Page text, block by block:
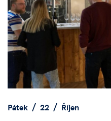
Pátek 22
Říjen